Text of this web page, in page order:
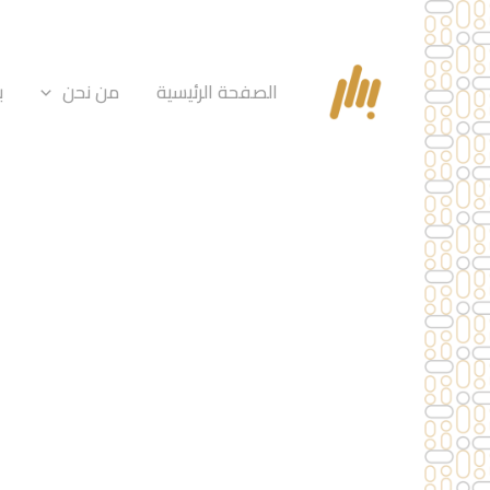
تخطي
إلى
المحتوى
الصفحة الرئيسية من نحن